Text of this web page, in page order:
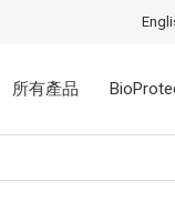
所有產品